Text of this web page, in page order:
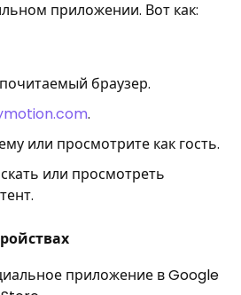
приложении. Вот как:
браузер.
.
или просмотрите как гость.
или просмотреть
приложение в Google